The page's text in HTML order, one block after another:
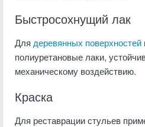
Быстросохнущий лак
Для деревянных поверхностей
полиуретановые лаки,
механическому воздействию.
Краска
Для реставрации стульев